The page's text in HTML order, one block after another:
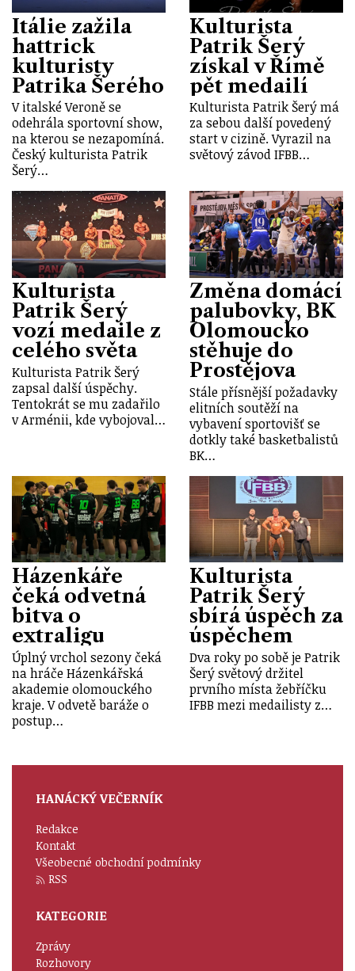
Itálie zažila
hattrick
kulturisty
Patrika Šerého
V italské Veroně se
odehrála sportovní show,
na kterou se nezapomíná.
Český kulturista Patrik
Šerý…
Kulturista
Patrik Šerý
získal v Římě
pět medailí
Kulturista Patrik Šerý má
za sebou další povedený
start v cizině. Vyrazil na
světový závod IFBB…
Kulturista
Patrik Šerý
vozí medaile z
celého světa
Kulturista Patrik Šerý
zapsal další úspěchy.
Tentokrát se mu zadařilo
v Arménii, kde vybojoval…
Změna domácí
palubovky, BK
Olomoucko
stěhuje do
Prostějova
Stále přísnější požadavky
elitních soutěží na
vybavení sportovišť se
dotkly také basketbalistů
BK…
Házenkáře
čeká odvetná
bitva o
extraligu
Úplný vrchol sezony čeká
na hráče Házenkářská
akademie olomouckého
kraje. V odvetě baráže o
postup…
Kulturista
Patrik Šerý
sbírá úspěch za
úspěchem
Dva roky po sobě je Patrik
Šerý světový držitel
prvního místa žebříčku
IFBB mezi medailisty z…
HANÁCKÝ VEČERNÍK
Redakce
Kontakt
Všeobecné obchodní podmínky
RSS
KATEGORIE
Zprávy
Rozhovory